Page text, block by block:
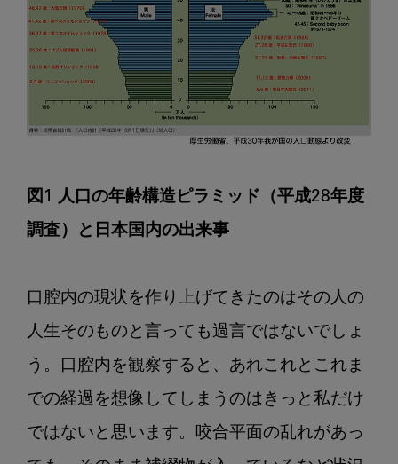
図1 人口の年齢構造ピラミッド（平成28年度
調査）と日本国内の出来事
口腔内の現状を作り上げてきたのはその人の
人生そのものと言っても過言ではないでしょ
う。口腔内を観察すると、あれこれとこれま
での経過を想像してしまうのはきっと私だけ
ではないと思います。咬合平面の乱れがあっ